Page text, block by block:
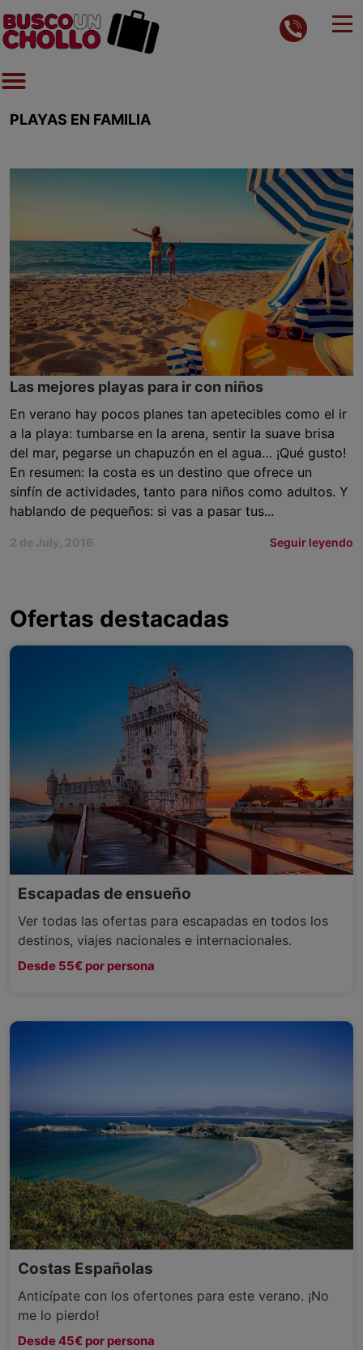
PLAYAS EN FAMILIA
Las mejores playas para ir con niños
En verano hay pocos planes tan apetecibles como el ir
a la playa: tumbarse en la arena, sentir la suave brisa
del mar, pegarse un chapuzón en el agua… ¡Qué gusto!
En resumen: la costa es un destino que ofrece un
sinfín de actividades, tanto para niños como adultos. Y
hablando de pequeños: si vas a pasar tus...
2 de July, 2016 Seguir leyendo
Ofertas destacadas
Escapadas de ensueño
Ver todas las ofertas para escapadas en todos los
destinos, viajes nacionales e internacionales.
Desde 55€ por persona
Costas Españolas
Anticípate con los ofertones para este verano. ¡No
me lo pierdo!
Desde 45€ por persona